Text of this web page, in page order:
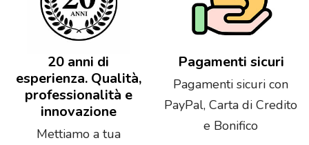
20 anni di
esperienza. Qualità,
professionalità e
innovazione
Mettiamo a tua
Pagamenti sicuri
Pagamenti sicuri con
PayPal, Carta di Credito
e Bonifico